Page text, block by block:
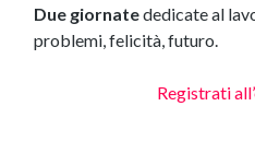
Due giornatededicate al
problemi, felicità, futuro.
Registrati